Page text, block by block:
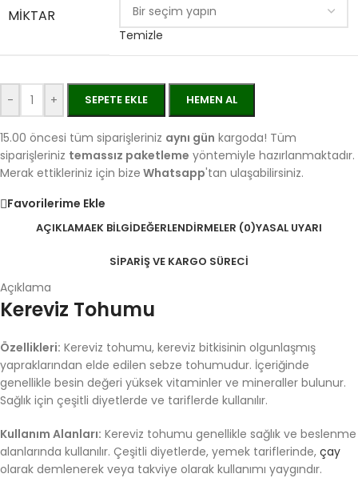
MIKTAR
Temizle
- + SEPETE EKLE HEMEN AL
15.00 öncesi tüm siparişleriniz aynı gün kargoda! Tüm
siparişleriniz temassız paketleme yöntemiyle hazırlanmaktadır.
Merak ettikleriniz için bize Whatsapp'tan ulaşabilirsiniz.
Favorilerime Ekle
AÇIKLAMAEK BILGIDEĞERLENDIRMELER (0)YASAL UYARI
SIPARIŞ VE KARGO SÜRECI
Açıklama
Kereviz Tohumu
Özellikleri: Kereviz tohumu, kereviz bitkisinin olgunlaşmış
yapraklarından elde edilen sebze tohumudur. İçeriğinde
genellikle besin değeri yüksek vitaminler ve mineraller bulunur.
Sağlık için çeşitli diyetlerde ve tariflerde kullanılır.
Kullanım Alanları: Kereviz tohumu genellikle sağlık ve beslenme
alanlarında kullanılır. Çeşitli diyetlerde, yemek tariflerinde, çay
olarak demlenerek veya takviye olarak kullanımı yaygındır.